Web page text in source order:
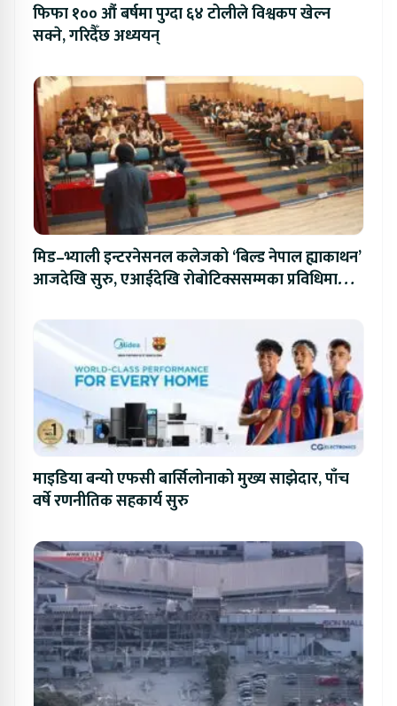
फिफा १०० औं बर्षमा पुग्दा ६४ टोलीले विश्वकप खेल्न
सक्ने, गरिदैँछ अध्ययन्
मिड–भ्याली इन्टरनेसनल कलेजको ‘बिल्ड नेपाल ह्याकाथन’
आजदेखि सुरु, एआईदेखि रोबोटिक्ससम्मका प्रविधिमा
माइडिया बन्यो एफसी बार्सिलोनाको मुख्य साझेदार, पाँच
वर्षे रणनीतिक सहकार्य सुरु